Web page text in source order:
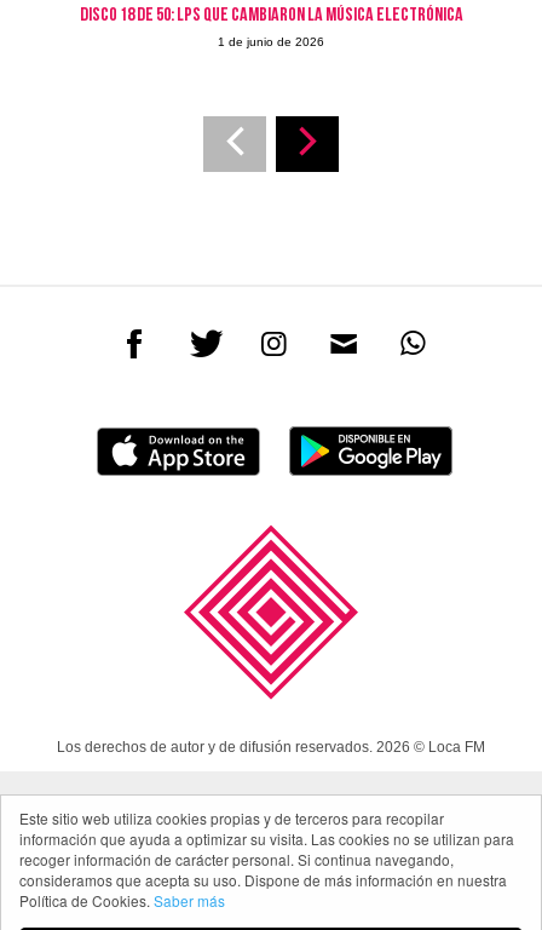
Este sitio web utiliza cookies propias y de terceros para recopilar
información que ayuda a optimizar su visita. Las cookies no se utilizan para
recoger información de carácter personal. Si continua navegando,
consideramos que acepta su uso. Dispone de más información en nuestra
Política de Cookies. Saber más
Disco 18 de 50: LPs que cambiaron la Música Electrónica
1 de junio de 2026
Los derechos de autor y de difusión reservados. 2026 © Loca FM
Aviso Legal
Política de cookies
Política de privacidad App